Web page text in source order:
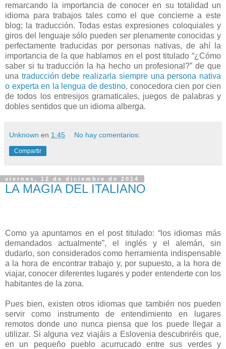
remarcando la importancia de conocer en su totalidad un
idioma para trabajos tales como el que concierne a este
blog; la traducción. Todas estas expresiones coloquiales y
giros del lenguaje sólo pueden ser plenamente conocidas y
perfectamente traducidas por personas nativas, de ahí la
importancia de la que hablamos en el post titulado “¿Cómo
saber si tu traducción la ha hecho un profesional?” de que
una traducción debe realizarla siempre una persona nativa
o experta en la lengua de destino, conocedora cien por cien
de todos los entresijos gramaticales, juegos de palabras y
dobles sentidos que un idioma alberga.
Unknown en 1:45 No hay comentarios:
Compartir
viernes, 12 de diciembre de 2014
LA MAGIA DEL ITALIANO
Como ya apuntamos en el post titulado: “los idiomas más
demandados actualmente”, el inglés y el alemán, sin
dudarlo, son considerados como herramienta indispensable
a la hora de encontrar trabajo y, por supuesto, a la hora de
viajar, conocer diferentes lugares y poder entenderte con los
habitantes de la zona.
Pues bien, existen otros idiomas que también nos pueden
servir como instrumento de entendimiento en lugares
remotos donde uno nunca piensa que los puede llegar a
utilizar. Si alguna vez viajáis a Eslovenia descubriréis que,
en un pequeño pueblo acurrucado entre sus verdes y